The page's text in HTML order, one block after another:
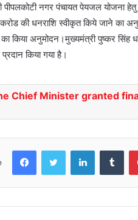
पीपलकोटी नगर पंचायत पेयजल योजना
की धनराशि स्वीकृत किये जाने का
किया अनुमोदन।मुख्यमंत्री पुष्कर सिंह
किया गया है।
Chief Minister granted